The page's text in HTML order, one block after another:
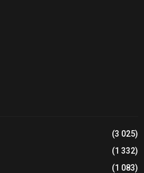
(3 025)
(1 332)
(1 083)